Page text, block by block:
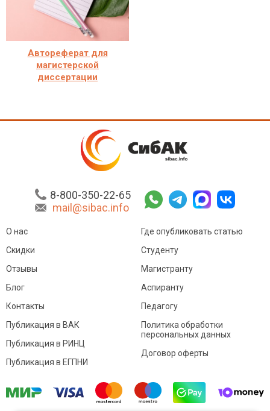
Автореферат для
магистерской
диссертации
8-800-350-22-65
mail@sibac.info
О нас
Скидки
Отзывы
Блог
Контакты
Где опубликовать статью
Студенту
Магистранту
Аспиранту
Педагогу
Публикация в ВАК
Публикация в РИНЦ
Публикация в ЕГПНИ
Политика обработки
персональных данных
Договор оферты